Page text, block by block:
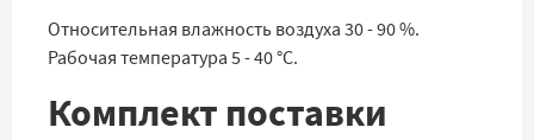
Относительная влажность воздуха 30 - 90 %.
Рабочая температура 5 - 40 °C.
Комплект поставки